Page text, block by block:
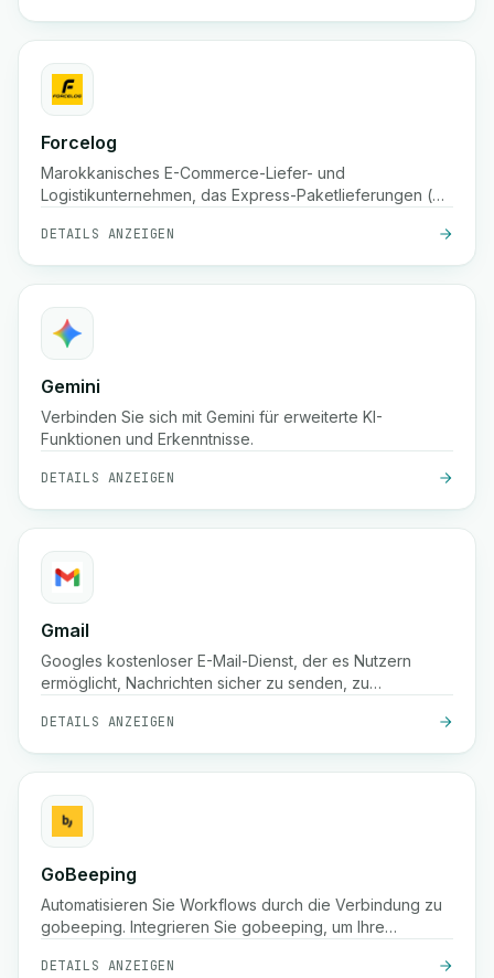
Forcelog
Marokkanisches E-Commerce-Liefer- und
Logistikunternehmen, das Express-Paketlieferungen (oft
Städten), kostenlose Abholung, Lagerung, Verpackung
und Sendungsverfolgung im ganzen Land anbietet
DETAILS ANZEIGEN
Gemini
Verbinden Sie sich mit Gemini für erweiterte KI-
Funktionen und Erkenntnisse.
DETAILS ANZEIGEN
Gmail
Googles kostenloser E-Mail-Dienst, der es Nutzern
ermöglicht, Nachrichten sicher zu senden, zu
Spam-Schutz, Suchfunktion und Integration in Google
Workspace-Tools.
DETAILS ANZEIGEN
GoBeeping
Automatisieren Sie Workflows durch die Verbindung zu
gobeeping. Integrieren Sie gobeeping, um Ihre
DETAILS ANZEIGEN